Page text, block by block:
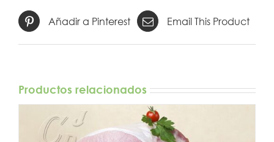
Añadir a Pinterest Email This Product
Productos relacionados